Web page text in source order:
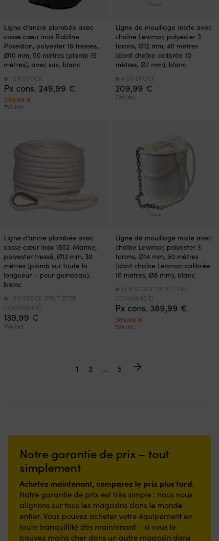
Ligne d’ancre plombée avec
cosse cœur inox Robline
Poseidon, polyester 16 tresses,
Ø10 mm, 50 mètres (plomb 15
mètres), avec sac, blanc
Px cons. 249,99 €
Le
prix
209,99 €
TVA incl.
1 EN STOCK
Ligne de mouillage mixte avec
chaîne Lewmar, polyester 3
torons, Ø12 mm, 40 mètres
(dont chaîne calibrée 10
mètres, Ø7 mm), blanc
209,99 €
TVA incl.
4 EN STOCK
Ligne d’ancre plombée avec
cosse cœur inox 1852-Marine,
polyester tressé, Ø12 mm, 30
mètres (plomb sur toute la
longueur – pour guindeau),
blanc
139,99 €
TVA incl.
1 EN STOCK (PEUT ÊTRE
COMMANDÉ)
Ligne de mouillage mixte avec
chaîne Lewmar, polyester 3
torons, Ø14 mm, 50 mètres
(dont chaîne Lewmar calibrée
10 mètres, Ø8 mm), blanc
Px cons. 389,99 €
Le
prix
369,99 €Le
TVA incl.
1 EN STOCK (PEUT ÊTRE
COMMANDÉ)
1 2 … 5
Notre garantie de prix – tout
simplement
Achetez maintenant, comparez le prix plus tard.
Notre garantie de prix est très simple : nous nous
alignons sur tous les magasins dans le monde
entier. Vous pouvez acheter votre équipement en
toute tranquillité dès maintenant – si vous le
trouvez moins cher dans un autre magasin dans